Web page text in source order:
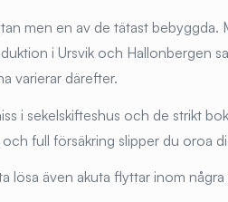
men en av de tätast bebyggda.
i Ursvik och Hallonbergen
varierar därefter.
i sekelskifteshus och de strikt
full försäkring slipper du oroa
lösa även akuta flyttar inom några